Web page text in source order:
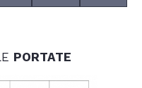
PORTATE